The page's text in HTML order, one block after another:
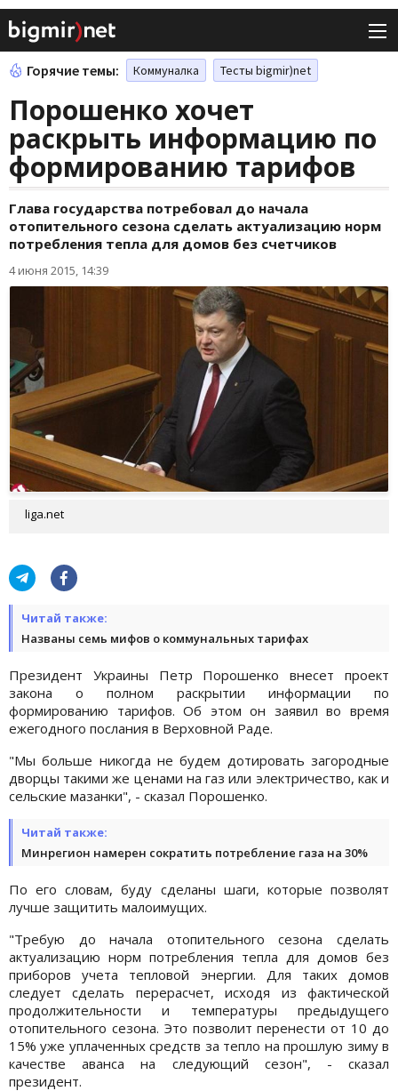
Горячие темы: Коммуналка Тесты bigmir)net
Порошенко хочет
раскрыть информацию по
формированию тарифов
Глава государства потребовал до начала
отопительного сезона сделать актуализацию норм
потребления тепла для домов без счетчиков
4 июня 2015, 14:39
liga.net
Читай также:
Названы семь мифов о коммунальных тарифах
Президент Украины Петр Порошенко внесет проект
закона о полном раскрытии информации по
формированию тарифов. Об этом он заявил во время
ежегодного послания в Верховной Раде.
"Мы больше никогда не будем дотировать загородные
дворцы такими же ценами на газ или электричество, как и
сельские мазанки", - сказал Порошенко.
Читай также:
Минрегион намерен сократить потребление газа на 30%
По его словам, буду сделаны шаги, которые позволят
лучше защитить малоимущих.
"Требую до начала отопительного сезона сделать
актуализацию норм потребления тепла для домов без
приборов учета тепловой энергии. Для таких домов
следует сделать перерасчет, исходя из фактической
продолжительности и температуры предыдущего
отопительного сезона. Это позволит перенести от 10 до
15% уже уплаченных средств за тепло на прошлую зиму в
качестве аванса на следующий сезон", - сказал
президент.